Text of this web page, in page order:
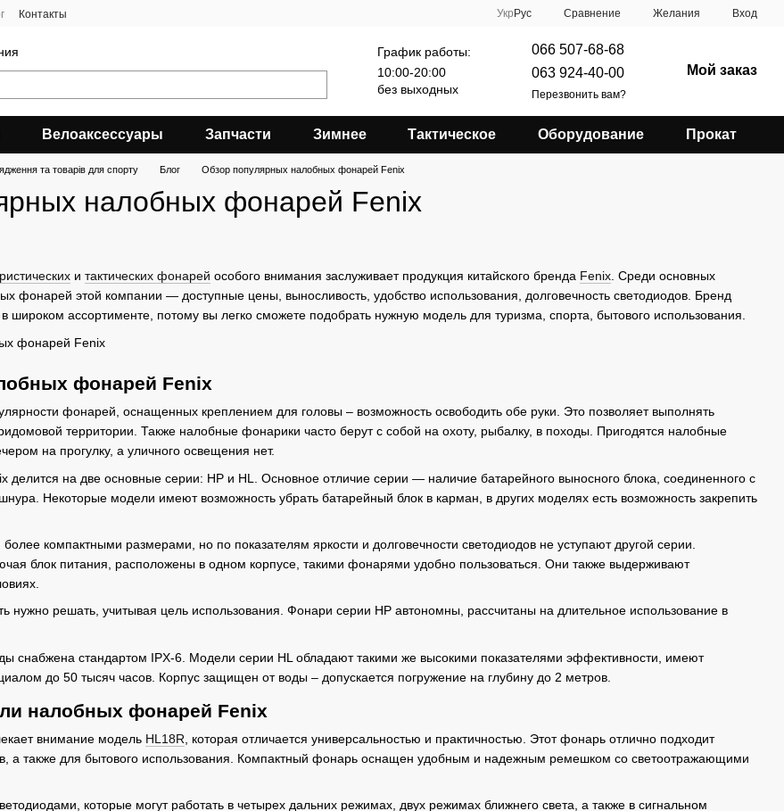
Контакты Укр Рус Сравнение Желания Вход
График работы:
10:00-20:00
без выходных
066 507-68-68
063 924-40-00
Перезвонить вам?
Мой заказ
Велоаксессуары Запчасти Зимнее Тактическое Оборудование Прокат
та товарів для спорту Блог Обзор популярных налобных фонарей Fenix
налобных фонарей Fenix
и тактических фонарей особого внимания заслуживает продукция китайского бренда Fenix. Среди основных
фонарей этой компании — доступные цены, выносливость, удобство использования, долговечность светодиодов. Бренд
широком ассортименте, потому вы легко сможете подобрать нужную модель для туризма, спорта, бытового использования.
фонарей Fenix
фонарей, оснащенных креплением для головы – возможность освободить обе руки. Это позволяет выполнять
территории. Также налобные фонарики часто берут с собой на охоту, рыбалку, в походы. Пригодятся налобные
на прогулку, а уличного освещения нет.
делится на две основные серии: HP и HL. Основное отличие серии — наличие батарейного выносного блока, соединенного с
Некоторые модели имеют возможность убрать батарейный блок в карман, в других моделях есть возможность закрепить
компактными размерами, но по показателям яркости и долговечности светодиодов не уступают другой серии.
блок питания, расположены в одном корпусе, такими фонарями удобно пользоваться. Они также выдерживают
нужно решать, учитывая цель использования. Фонари серии HP автономны, рассчитаны на длительное использование в
снабжена стандартом IPX-6. Модели серии HL обладают такими же высокими показателями эффективности, имеют
до 50 тысяч часов. Корпус защищен от воды – допускается погружение на глубину до 2 метров.
налобных фонарей Fenix
внимание модель HL18R , которая отличается универсальностью и практичностью. Этот фонарь отлично подходит
а также для бытового использования. Компактный фонарь оснащен удобным и надежным ремешком со светоотражающими
которые могут работать в четырех дальних режимах, двух режимах ближнего света, а также в сигнальном